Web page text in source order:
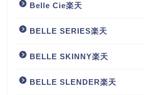
Belle Cie楽天
BELLE SERIES楽天
BELLE SKINNY楽天
BELLE SLENDER楽天